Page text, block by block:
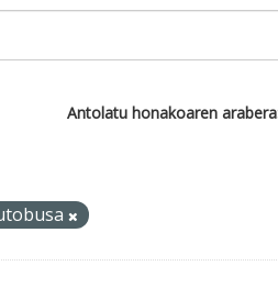
Antolatu honakoaren arabera